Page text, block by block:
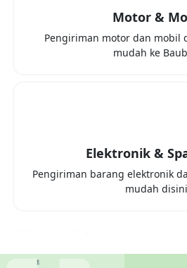
Motor &
Pengiriman motor dan mobil
mudah ke
Elektronik &
Pengiriman barang elektronik
mudah